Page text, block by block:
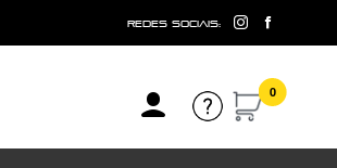
redes sociais:
0